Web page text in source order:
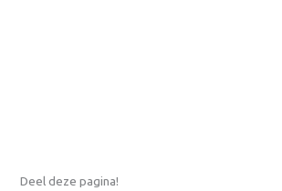
Deel deze pagina!